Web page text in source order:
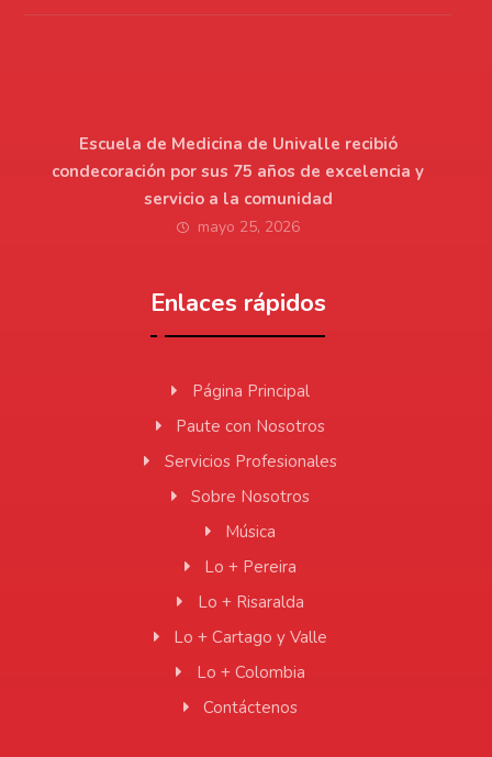
Escuela de Medicina de Univalle recibió
condecoración por sus 75 años de excelencia y
servicio a la comunidad
mayo 25, 2026
Enlaces rápidos
Página Principal
Paute con Nosotros
Servicios Profesionales
Sobre Nosotros
Música
Lo + Pereira
Lo + Risaralda
Lo + Cartago y Valle
Lo + Colombia
Contáctenos